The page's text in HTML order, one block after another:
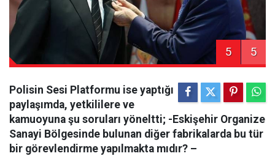
5 5
Polisin Sesi Platformu ise yaptığı
paylaşımda, yetkililere ve
kamuoyuna şu soruları yöneltti; -Eskişehir Organize
Sanayi Bölgesinde bulunan diğer fabrikalarda bu tür
bir görevlendirme yapılmakta mıdır? –